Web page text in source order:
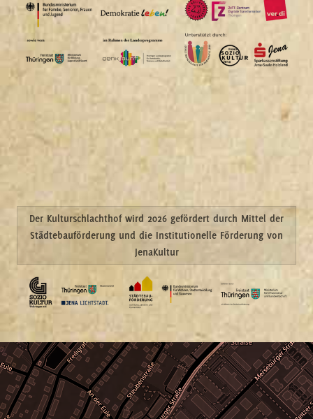
Der Kulturschlachthof wird 2026 gefördert durch Mittel der
Städtebauförderung und die Institutionelle Förderung von
JenaKultur